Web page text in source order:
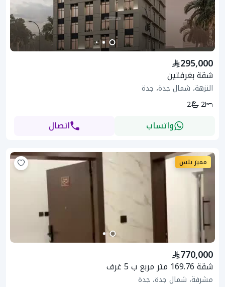
295,000
شقة بغرفتين
النزهة، شمال جدة، جدة
2
2
واتساب اتصال
مميز بلس
770,000
شقة 169.76 متر مربع ب 5 غرف
مشرفة، شمال جدة، جدة